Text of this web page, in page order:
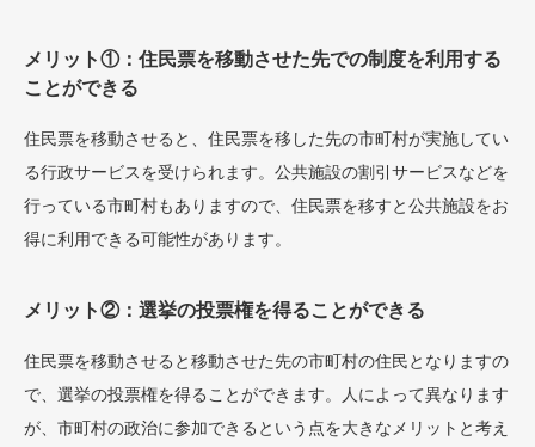
メリット①：住民票を移動させた先での制度を利用する
ことができる
住民票を移動させると、住民票を移した先の市町村が実施してい
る行政サービスを受けられます。公共施設の割引サービスなどを
行っている市町村もありますので、住民票を移すと公共施設をお
得に利用できる可能性があります。
メリット②：選挙の投票権を得ることができる
住民票を移動させると移動させた先の市町村の住民となりますの
で、選挙の投票権を得ることができます。人によって異なります
が、市町村の政治に参加できるという点を大きなメリットと考え